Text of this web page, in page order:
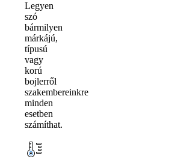
Legyen
szó
bármilyen
márkájú,
típusú
vagy
korú
bojlerről
szakembereinkre
minden
esetben
számíthat.